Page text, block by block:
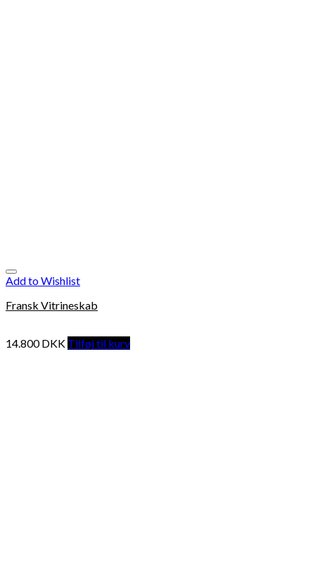
Add to Wishlist
Fransk Vitrineskab
14.800DKK Tilføj til kurv